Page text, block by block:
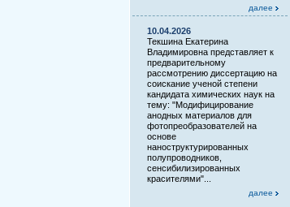
далее
10.04.2026
Текшина Екатерина
Владимировна представляет к
предварительному
рассмотрению диссертацию на
соискание ученой степени
кандидата химических наук на
тему: "Модифицирование
анодных материалов для
фотопреобразователей на
основе
наноструктурированных
полупроводников,
сенсибилизированных
красителями"...
далее